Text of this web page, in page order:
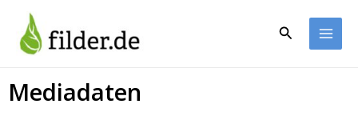
Inhalt
springen
Suchen
Mediadaten